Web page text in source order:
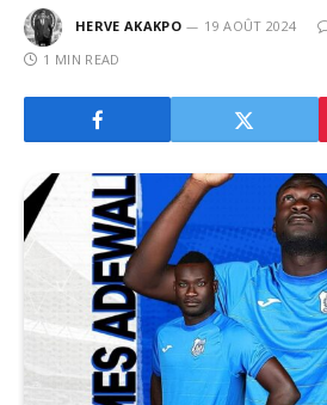
HERVE AKAKPO 19 AOÛT 2024
1 MIN READ